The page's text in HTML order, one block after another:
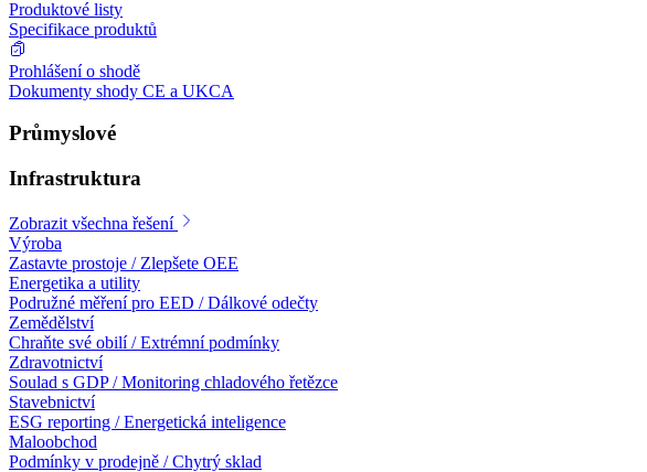
Produktové listy
Specifikace produktů
Prohlášení o shodě
Dokumenty shody CE a UKCA
Průmyslové
Infrastruktura
Zobrazit všechna řešení
Výroba
Zastavte prostoje / Zlepšete OEE
Energetika a utility
Podružné měření pro EED / Dálkové odečty
Zemědělství
Chraňte své obilí / Extrémní podmínky
Zdravotnictví
Soulad s GDP / Monitoring chladového řetězce
Stavebnictví
ESG reporting / Energetická inteligence
Maloobchod
Podmínky v prodejně / Chytrý sklad